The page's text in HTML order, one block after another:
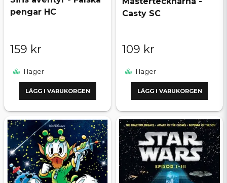
pengar HC
159 kr
I lager
LÄGG I VARUKORGEN
Casty SC
109 kr
I lager
LÄGG I VARUKORGEN